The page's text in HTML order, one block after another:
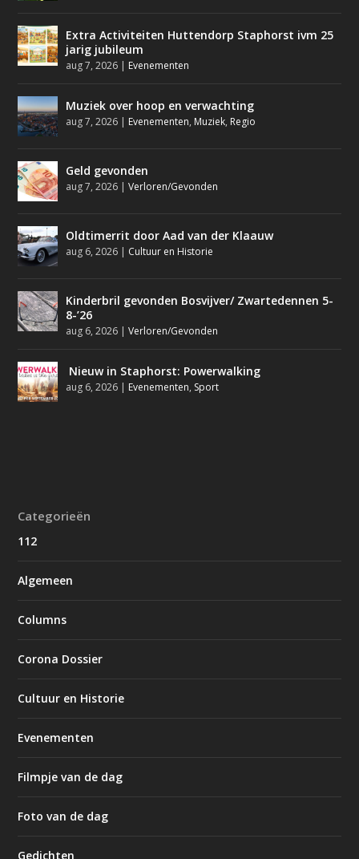
Extra Activiteiten Huttendorp Staphorst ivm 25
jarig jubileum
aug 7, 2026 | Evenementen
Muziek over hoop en verwachting
aug 7, 2026 | Evenementen, Muziek, Regio
Geld gevonden
aug 7, 2026 |Verloren/Gevonden
Oldtimerrit door Aad van der Klaauw
aug 6, 2026 | Cultuur en Historie
Kinderbril gevonden Bosvijver/ Zwartedennen 5-
8-’26
aug 6, 2026 |Verloren/Gevonden
Nieuw in Staphorst: Powerwalking
aug 6, 2026 | Evenementen, Sport
Categorieën
112
Algemeen
Columns
Corona Dossier
Cultuur en Historie
Evenementen
Filmpje van de dag
Foto van de dag
Gedichten